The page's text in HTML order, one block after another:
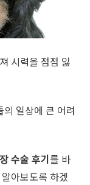
시력을 점점 잃
의 일상에 큰 어려
수술 후기를 바
아보도록 하겠